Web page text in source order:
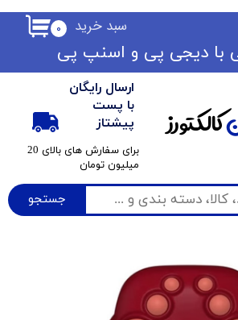
جستجو
ارسال رایگان
با پست
پیشتاز
​برای سفارش های بالای 20
میلیون تومان
۰ سبد خرید
با دیجی پی ​​​​​​​و اسنپ پی
کالکتورز